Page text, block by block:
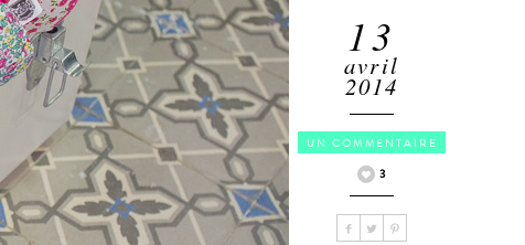
13
avril
2014
UN COMMENTAIRE
3